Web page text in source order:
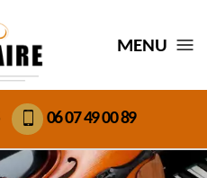
MENU
06 07 49 00 89